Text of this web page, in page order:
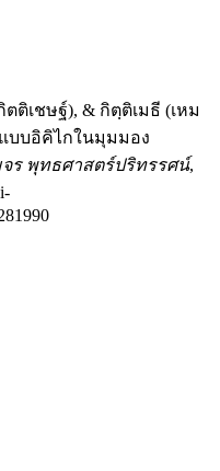
ติเชษฐ์), & กิตฺติเมธี (เหม
แบบอิคิไกในมุมมอง
จร พุทธศาสตร์ปริทรรศน์,